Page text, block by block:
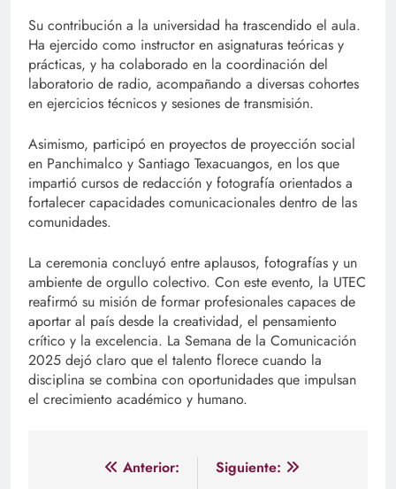
Su contribución a la universidad ha trascendido el aula.
Ha ejercido como instructor en asignaturas teóricas y
prácticas, y ha colaborado en la coordinación del
laboratorio de radio, acompañando a diversas cohortes
en ejercicios técnicos y sesiones de transmisión.
Asimismo, participó en proyectos de proyección social
en Panchimalco y Santiago Texacuangos, en los que
impartió cursos de redacción y fotografía orientados a
fortalecer capacidades comunicacionales dentro de las
comunidades.
La ceremonia concluyó entre aplausos, fotografías y un
ambiente de orgullo colectivo. Con este evento, la UTEC
reafirmó su misión de formar profesionales capaces de
aportar al país desde la creatividad, el pensamiento
crítico y la excelencia. La Semana de la Comunicación
2025 dejó claro que el talento florece cuando la
disciplina se combina con oportunidades que impulsan
el crecimiento académico y humano.
Navegación
Anterior:
Siguiente: